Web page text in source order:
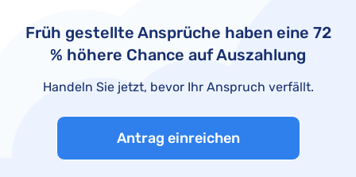
Früh gestellte Ansprüche haben eine 72
% höhere Chance auf Auszahlung
Handeln Sie jetzt, bevor Ihr Anspruch verfällt.
Antrag einreichen